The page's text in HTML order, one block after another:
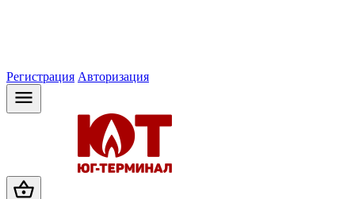
Регистрация Авторизация